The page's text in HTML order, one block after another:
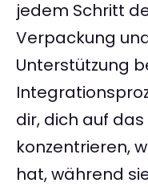
jedem Schritt
Verpackung
Unterstützung
dir, dich auf das
konzentrieren,
hat, während